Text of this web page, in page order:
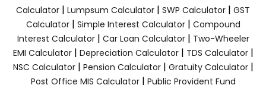
Calculator | Lumpsum Calculator | SWP Calculator | GST
Calculator| Simple Interest Calculator| Compound
Interest Calculator| Car Loan Calculator| Two-Wheeler
EMI Calculator| Depreciation Calculator| TDS Calculator|
NSC Calculator| Pension Calculator| Gratuity Calculator|
Post Office MIS Calculator| Public Provident Fund